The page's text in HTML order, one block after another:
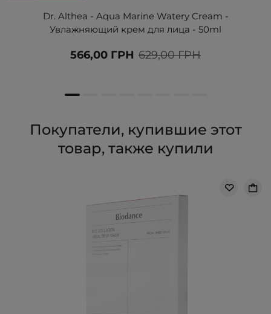
Dr. Althea - Aqua Marine Watery Cream -
Увлажняющий крем для лица - 50ml
629,00 ГРН
566,00 ГРН
Покупатели, купившие этот
товар, также купили